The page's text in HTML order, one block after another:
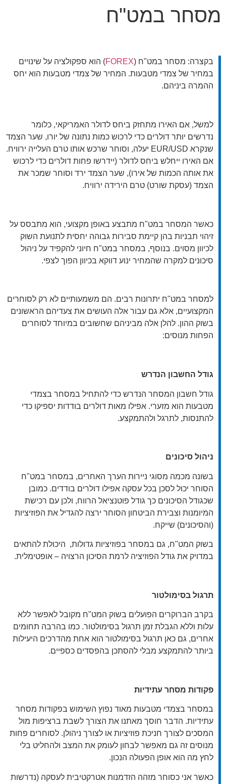
מסחר במט"ח
בקצרה: מסחר במט"ח (FOREX) הוא ספקולציה על שינויים
במחיר של צמדי מטבעות. המחיר של צמדי מטבעות הוא יחס
ההמרה ביניהם.
למשל, אם האירו מתחזק ביחס לדולר האמריקאי, כלומר
נדרשים יותר דולרים כדי לרכוש כמות נתונה של יורו, שער הצמד
שנקרא EUR/USD יעלה, וסוחר שרכש אותו טרם העלייה ירוויח.
אם האירו ייחלש ביחס לדולר (יידרשו פחות דולרים כדי לרכוש
את אותה הכמות של אירו), שער הצמד ירד וסוחר שמכר את
הצמד (עסקת שורט) טרם הירידה ירוויח.
כאשר המסחר במט"ח מתבצע באופן מקצועי, הוא מתבסס על
זיהוי תבניות בהן קיימת סבירות גבוהה יחסית לתנועת השוק
לכיוון מסוים. בנוסף, במסחר במט"ח חיוני להקפיד על ניהול
סיכונים למקרה שהמחיר ינוע דווקא בכיוון הפוך לצפי.
למסחר במט"ח יתרונות רבים. הם משמעותיים לא רק לסוחרים
המקצועיים, אלא גם עבור אלה העושים את צעדיהם הראשונים
בשוק ההון. להלן אלה מביניהם שחשובים במיוחד לסוחרים
הפחות מנוסים:
גודל החשבון הנדרש
גודל חשבון המסחר הנדרש כדי להתחיל במסחר בצמדי
מטבעות הוא מזערי. אפילו מאות דולרים בודדות יספיקו כדי
להתנסות, לתרגל ולהתמקצע.
ניהול סיכונים
בשונה מכמה מסוגי ניירות הערך האחרים, במסחר במט"ח
הסוחר יכול לסכן בכל עסקה אפילו דולרים בודדים. כמובן
שכגודל הסיכונים כך גודל פוטנציאל הרווח, ולכן עם רכישת
המיומנות וצבירת הביטחון הסוחר ירצה להגדיל את הפוזיציות
(והסיכונים) שייקח.
בשוק המט"ח, גם במסחר בפוזיציות גדולות, היכולת להתאים
במדויק את גודל הפוזיציה לרמת הסיכון הרצויה – אופטימלית.
תרגול בסימולטור
בקרב הברוקרים הפועלים בשוק המט"ח מקובל לאפשר ללא
עלות וללא הגבלת זמן תרגול בסימולטור. כמו בהרבה תחומים
אחרים, גם כאן תרגול בסימולטור הוא אחת מהדרכים היעילות
ביותר להתמקצע מבלי להסתכן בהפסדים כספיים.
פקודות מסחר עתידיות
במסחר בצמדי מטבעות מאוד נפוץ השימוש בפקודות מסחר
עתידיות. הדבר חוסך מאתנו את הצורך לשבת ברציפות מול
המסכים לצורך חניכת פוזיציות או לצורך ניהולן. לסוחרים פחות
מנוסים זה גם מאפשר לבחון לעומק את המצב ולהחליט בלי
לחץ מה הוא אופן הפעולה הנכון.
כאשר אני כסוחר מזהה הזדמנות אטרקטיבית לעסקה (נדרשות